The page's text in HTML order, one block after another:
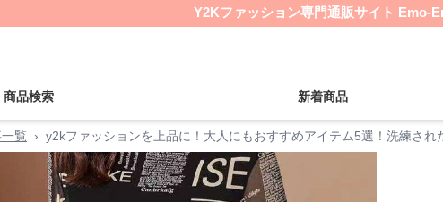
Y2Kファッション専門通販サイト Emo-
商品検索 新着商品
覧 › y2kファッションを上品に！大人にもおすすめアイテム5選！洗練され